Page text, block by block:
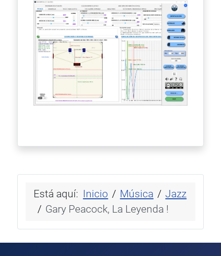
Está aquí: Inicio Música
Jazz
Gary Peacock, La Leyenda !